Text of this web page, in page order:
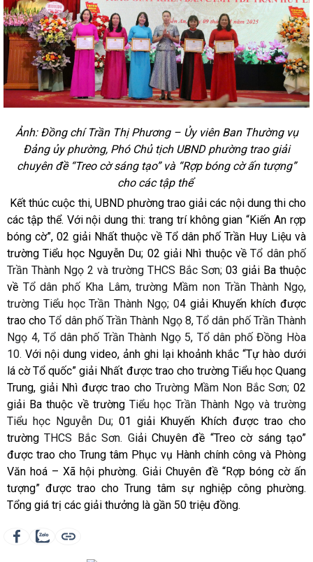
Ảnh: Đồng chí Trần Thị Phương – Ủy viên Ban Thường vụ
Đảng ủy phường, Phó Chủ tịch UBND phường trao giải
chuyên đề “Treo cờ sáng tạo” và “Rợp bóng cờ ấn tượng”
cho các tập thể
Kết thúc cuộc thi, UBND phường trao giải các nội dung thi cho
các tập thể. Với nội dung thi: trang trí không gian “Kiến An rợp
bóng cờ”, 02 giải Nhất thuộc về Tổ dân phố Trần Huy Liệu và
trường Tiểu học Nguyễn Du; 02 giải Nhì thuộc vềTổ dân phố
Trần Thành Ngọ 2 và trường THCS Bắc Sơn; 03 giải Ba thuộc
về Tổ dân phố Kha Lâm, trường Mầm non Trần Thành Ngọ,
trường Tiểu học Trần Thành Ngọ; 04 giải Khuyến khích được
trao choTổ dân phố Trần Thành Ngọ 8, Tổ dân phố Trần Thành
Ngọ 4, Tổ dân phố Trần Thành Ngọ 5, Tổ dân phố Đồng Hòa
10. Với nội dung video, ảnh ghi lại khoảnh khắc “Tự hào dưới
lá cờ Tổ quốc” giải Nhất được trao cho trường Tiểu học Quang
Trung, giải Nhì được trao choTrường Mầm Non Bắc Sơn;02
giải Ba thuộc về trường Tiểu học Trần Thành Ngọ và trường
Tiểu học Nguyễn Du; 01 giải Khuyến Khích được trao cho
trườngTHCS Bắc Sơn. Giải Chuyên đề “Treo cờ sáng tạo”
được trao cho Trung tâm Phục vụ Hành chính công và Phòng
Văn hoá – Xã hội phường. Giải Chuyên đề “Rợp bóng cờ ấn
tượng” được trao cho Trung tâm sự nghiệp công phường.
Tổng giá trị các giải thưởng là gần 50 triệu đồng.